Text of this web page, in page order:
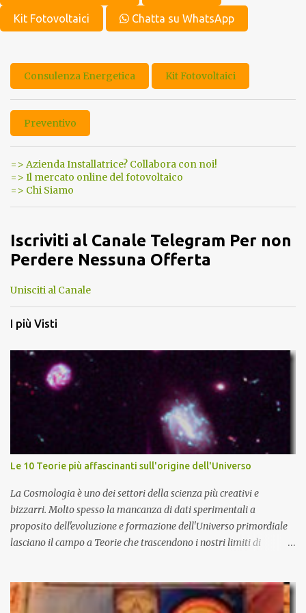
Kit Fotovoltaici Chatta su WhatsApp
Consulenza Energetica Kit Fotovoltaici
Preventivo
=> Azienda Installatrice? Collabora con noi!
=> Il mercato online del fotovoltaico
=> Chi Siamo
Iscriviti al Canale Telegram Per non
Perdere Nessuna Offerta
Unisciti al Canale
I più Visti
Le 10 Teorie più affascinanti sull'origine dell'Universo
La Cosmologia è uno dei settori della scienza più creativi e
bizzarri. Molto spesso la mancanza di dati sperimentali a
proposito dell'evoluzione e formazione dell'Universo primordiale
lasciano il campo a Teorie che trascendono i nostri limiti di
più accreditata, il Big-Bang e l'Universo inflazionario, ha dei
paradossi e delle lacune difficilmente sormontabili che sono tali da